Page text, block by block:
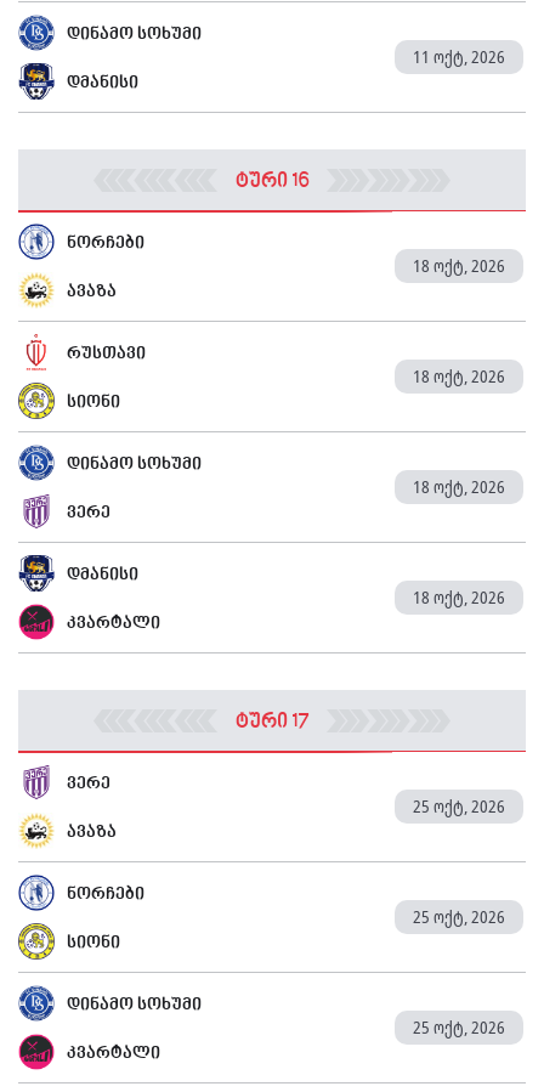
დინამო სოხუმი
11 ოქტ, 2026
დმანისი
ტური 16
ნორჩები
18 ოქტ, 2026
ავაზა
რუსთავი
18 ოქტ, 2026
სიონი
დინამო სოხუმი
18 ოქტ, 2026
ვერე
დმანისი
18 ოქტ, 2026
კვარტალი
ტური 17
ვერე
25 ოქტ, 2026
ავაზა
ნორჩები
25 ოქტ, 2026
სიონი
დინამო სოხუმი
25 ოქტ, 2026
კვარტალი